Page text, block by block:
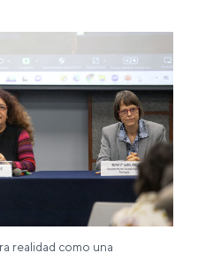
realidad como una